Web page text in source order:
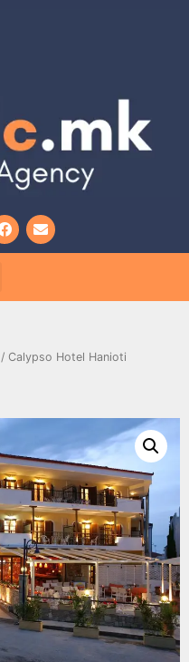
/ Calypso Hotel Hanioti